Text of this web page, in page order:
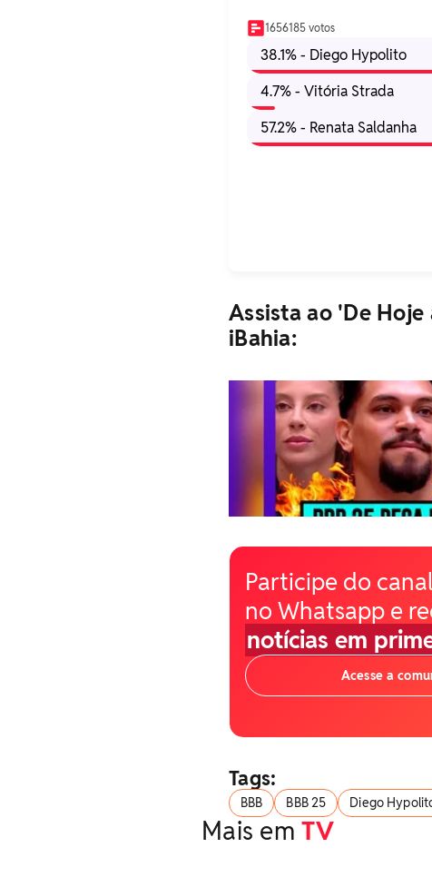
1656185 votos
38.1% - Diego Hypolito
4.7% - Vitória Strada
57.2% - Renata Saldanha
Assista ao 'De
iBahia:
Participe do canal
no Whatsapp e
notícias em
Acesse a
Tags:
BBB BBB 25 Diego
Mais emTV